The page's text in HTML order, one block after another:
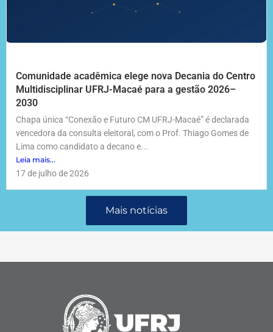
Comunidade acadêmica elege nova Decania do Centro
Multidisciplinar UFRJ-Macaé para a gestão 2026–
2030
Chapa única “Conexão e Futuro CM UFRJ-Macaé” é declarada
vencedora da consulta eleitoral, com o Prof. Thiago Gomes de
Lima como candidato a decano e...
Leia mais...
17 de julho de 2026
Mais notícias